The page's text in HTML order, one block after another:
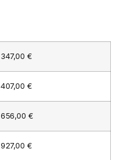
347,00 €
407,00 €
656,00 €
927,00 €